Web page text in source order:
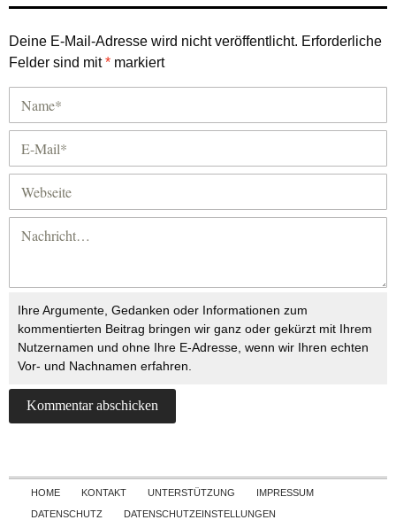
Deine E-Mail-Adresse wird nicht veröffentlicht. Erforderliche
Felder sind mit* markiert
Ihre Argumente, Gedanken oder Informationen zum
kommentierten Beitrag bringen wir ganz oder gekürzt mit Ihrem
Nutzernamen und ohne Ihre E-Adresse, wenn wir Ihren echten
Vor- und Nachnamen erfahren.
Skip to content
HOME KONTAKT UNTERSTÜTZUNG
IMPRESSUM
DATENSCHUTZ
DATENSCHUTZEINSTELLUNGEN